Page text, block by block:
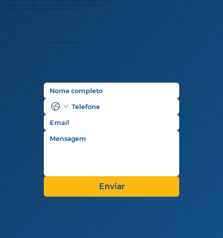
Endereço: Av. Ipiranga, 5311 – Sala 105 – Porto Alegre – RS – CEP 90610-001
Horário de atendimento: Segunda à sexta das 8h às 14h
Enviar
Faça contato conosco